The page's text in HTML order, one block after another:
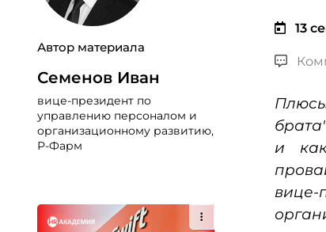
Автор материала
Семенов Иван
вице-президент по
управлению персоналом и
организационному развитию,
Р-Фарм
13
и